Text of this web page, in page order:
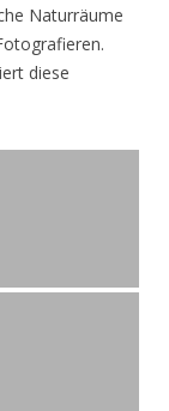
Naturräume
diese